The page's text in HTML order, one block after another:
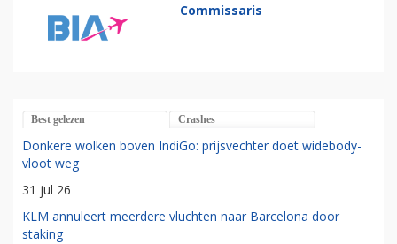
Commissaris
Best gelezen Crashes
Donkere wolken boven IndiGo: prijsvechter doet widebody-
vloot weg
31 jul 26
KLM annuleert meerdere vluchten naar Barcelona door
staking